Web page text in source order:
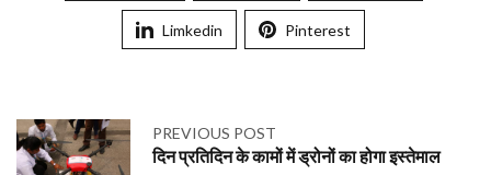
Limkedin Pinterest
PREVIOUS POST
दिन प्रतिदिन के कामों में ड्रोनों का होगा इस्तेमाल